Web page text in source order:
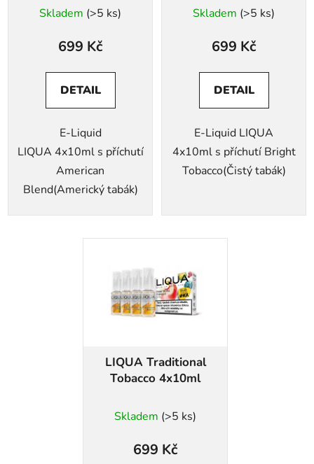
Skladem (>5 ks)
699 Kč
DETAIL
E-Liquid
LIQUA 4x10ml s příchutí
American
Blend(Americký tabák)
Skladem (>5 ks)
699 Kč
DETAIL
E-Liquid LIQUA
4x10ml s příchutí Bright
Tobacco(Čistý tabák)
LIQUA Traditional
Tobacco 4x10ml
Skladem (>5 ks)
699 Kč